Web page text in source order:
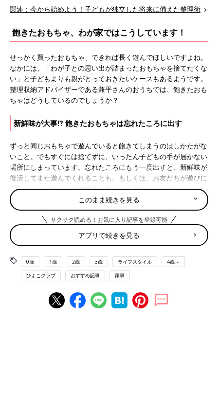
関連：今から始めよう！子どもが独立した将来に備えた整理術
飽きたおもちゃ、わが家ではこうしています！
せっかく買ったおもちゃ、できれば長く遊んでほしいですよね。
なかには、「わが子との思い出が詰まったおもちゃを捨てたくな
い」と子どもよりも親がとっておきたいケースもあるようです。
整理収納アドバイザーである兼平さんのおうちでは、飽きたおも
ちゃはどうしているのでしょうか？
新鮮味が大事⁉︎ 飽きたおもちゃは忘れたころに出す
ずっと同じおもちゃで遊んでいると飽きてしまうのはしかたがな
いこと。でもすぐには捨てずに、いったん子どもの手が届かない
場所にしまっています。忘れたころにもう一度出すと、新鮮味が
復活してまた遊んでくれることも。もしくは、お友だちが遊びに
きたときに出すのもおすすめです。お友だちとなら同じおもちゃ
でもまた違った遊び方ができて、楽しんでくれることが多いで
す。
後追い対策にも！ おもちゃをいろんな場所に分散させる
いつも遊んでいるスペース以外にもおもちゃを分散させておく
と、結構遊んでくれます。たとえば、後追いが激しい時期の子ど
ものために、普段遊んでいないおもちゃをトイレや脱衣所にちょ
もは「こんなところにおもちゃが？」という様子でおもちゃに興
味を持ち、その間に身支度や家事を済ませることができます。お
このまま続きを見る
サクサク読める！お気に入り記事を登録可能
アプリで続きを見る
0歳 1歳 2歳 3歳 ライフスタイル 4歳～
ひよこクラブ おすすめ記事 家事